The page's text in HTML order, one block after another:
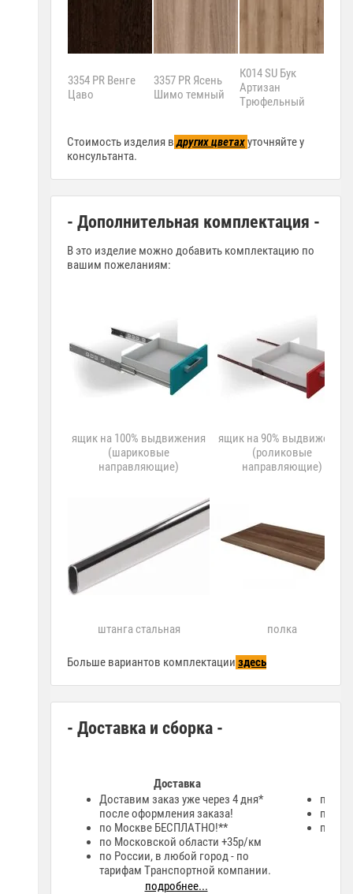
3354 PR Венге
Цаво
3357 PR Ясень
Шимо темный
К014 SU Бук
Артизан
Трюфельный
Стоимость изделия в других цветахуточняйте у
консультанта.
- Дополнительная комплектация -
В это изделие можно добавить комплектацию по
вашим пожеланиям:
ящик на 100% выдвижения
(шариковые
направляющие)
ящик на 90% выдвижения
(роликовые
направляющие)
штанга стальная полка
Больше вариантов комплектации здесь
- Доставка и сборка -
Доставка
Доставим заказ уже через 4 дня*
после оформления заказа!
по Москве БЕСПЛАТНО!**
по Московской области +35р/км
по России, в любой город - по
тарифам Транспортной компании.
при
по
по
подробнее...